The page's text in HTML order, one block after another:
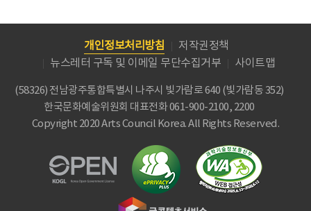
개인정보처리방침
저작권정책
뉴스레터 구독 및 이메일 무단수집거부
사이트맵
(58326) 전남광주통합특별시 나주시 빛가람로 640 (빛가람동 352)
한국문화예술위원회 대표전화 061-900-2100, 2200
Copyright 2020 Arts Council Korea. All Rights Reserved.